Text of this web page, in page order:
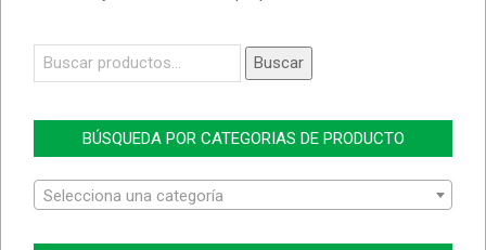
Buscar
Buscar
BÚSQUEDA POR CATEGORIAS DE PRODUCTO
Selecciona una categoría